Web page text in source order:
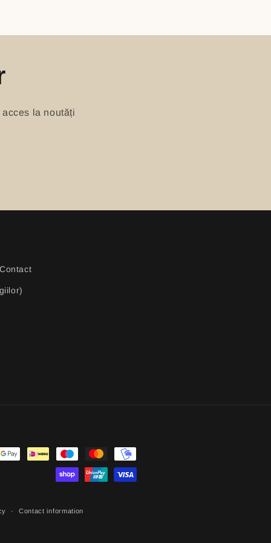
la noutăți
Contact
Contact information